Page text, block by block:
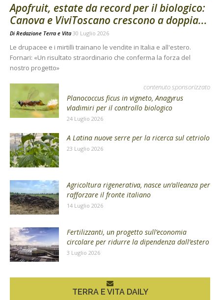
Apofruit, estate da record per il biologico:
Canova e ViviToscano crescono a doppia...
Di Redazione Terra e Vita 30 Luglio 2026
Le drupacee e i mirtilli trainano le vendite in Italia e all'estero.
Fornari: «Un risultato straordinario che conferma la forza del
nostro progetto»
contenuto sponsorizzato
Planococcus ficus in vigneto, Anagyrus
vladimiri per il controllo biologico
24 Luglio 2026
A Latina nuove serre per la ricerca sul cetriolo
23 Luglio 2026
Agricoltura rigenerativa, nasce un’alleanza per
rafforzare il fronte italiano
14 Luglio 2026
Fertilizzanti, un progetto sull’economia
circolare per ridurre la dipendenza dall’estero
3 Luglio 2026
TERRA E VITA DAILY